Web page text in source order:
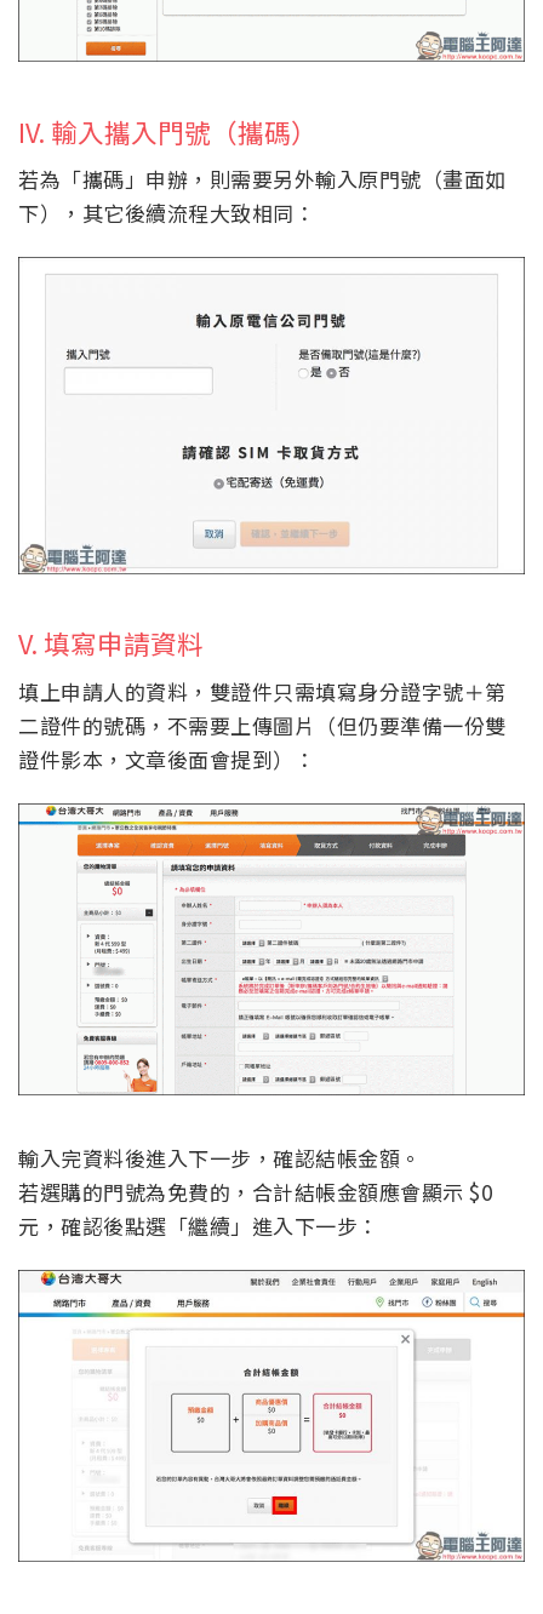
IV. 輸入攜入門號（攜碼）
若為「攜碼」申辦，則需要另外輸入原門號（畫面如
下），其它後續流程大致相同：
V. 填寫申請資料
填上申請人的資料，雙證件只需填寫身分證字號＋第
二證件的號碼，不需要上傳圖片（但仍要準備一份雙
證件影本，文章後面會提到）：
輸入完資料後進入下一步，確認結帳金額。
若選購的門號為免費的，合計結帳金額應會顯示 $0
元，確認後點選「繼續」進入下一步：